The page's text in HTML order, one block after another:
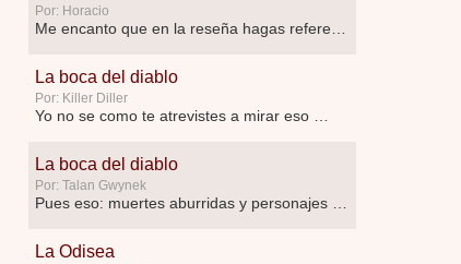
Por: Horacio
La boca del diablo
Por: Killer Diller
Yo no se como te atrevistes a mirar eso …
La boca del diablo
Por: Talan Gwynek
La Odisea